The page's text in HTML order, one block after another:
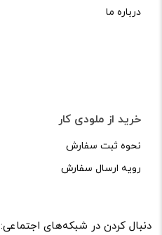
درباره ما
خرید از ملودی کار
نحوه ثبت سفارش
رویه ارسال سفارش
دنبال کردن در شبکه‌های اجتماعی: